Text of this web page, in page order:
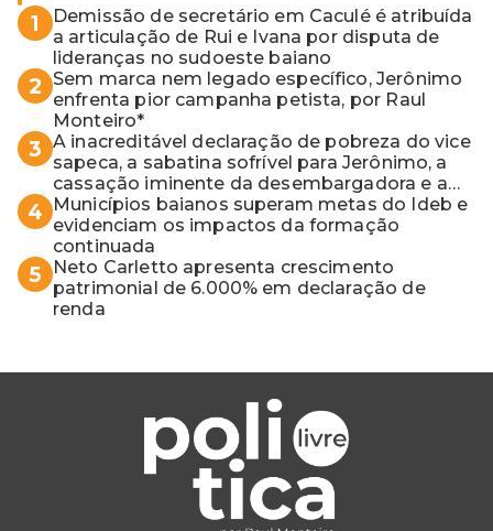
1
Demissão de secretário em Caculé é atribuída
a articulação de Rui e Ivana por disputa de
lideranças no sudoeste baiano
2
Sem marca nem legado específico, Jerônimo
enfrenta pior campanha petista, por Raul
Monteiro*
3 A inacreditável declaração de pobreza do vice
sapeca, a sabatina sofrível para Jerônimo, a
cassação iminente da desembargadora e a
vaga do Quinto para o MP baiano
4
Municípios baianos superam metas do Ideb e
evidenciam os impactos da formação
continuada
5
Neto Carletto apresenta crescimento
patrimonial de 6.000% em declaração de
renda